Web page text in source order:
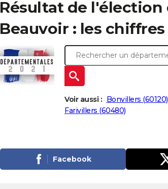
Résultat de
Beauvoir : les chiffres
Voir aussi : Bonvillers (60120)
Farivillers (60480)
Facebook